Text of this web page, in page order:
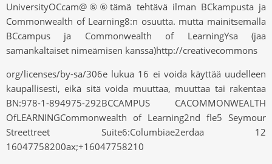
UniversityOCcam@⑥⑥tämä tehtävä ilman BCkampusta ja
Commonwealth of Learning8:n osuutta. mutta mainitsemalla
BCcampus ja Commonwealth of LearningYsa (jaa
samankaltaiset nimeämisen kanssa)http://creativecommons
org/licenses/by-sa/306e lukua 16 ei voida käyttää uudelleen
kaupallisesti, eikä sitä voida muuttaa, muuttaa tai rakentaa
BN:978-1-894975-292BCCAMPUS CACOMMONWEALTH
OfLEARNINGCommonwealth of Learning2nd fle5 Seymour
Streettreet Suite6:Columbiae2erdaa 12
16047758200ax;+16047758210